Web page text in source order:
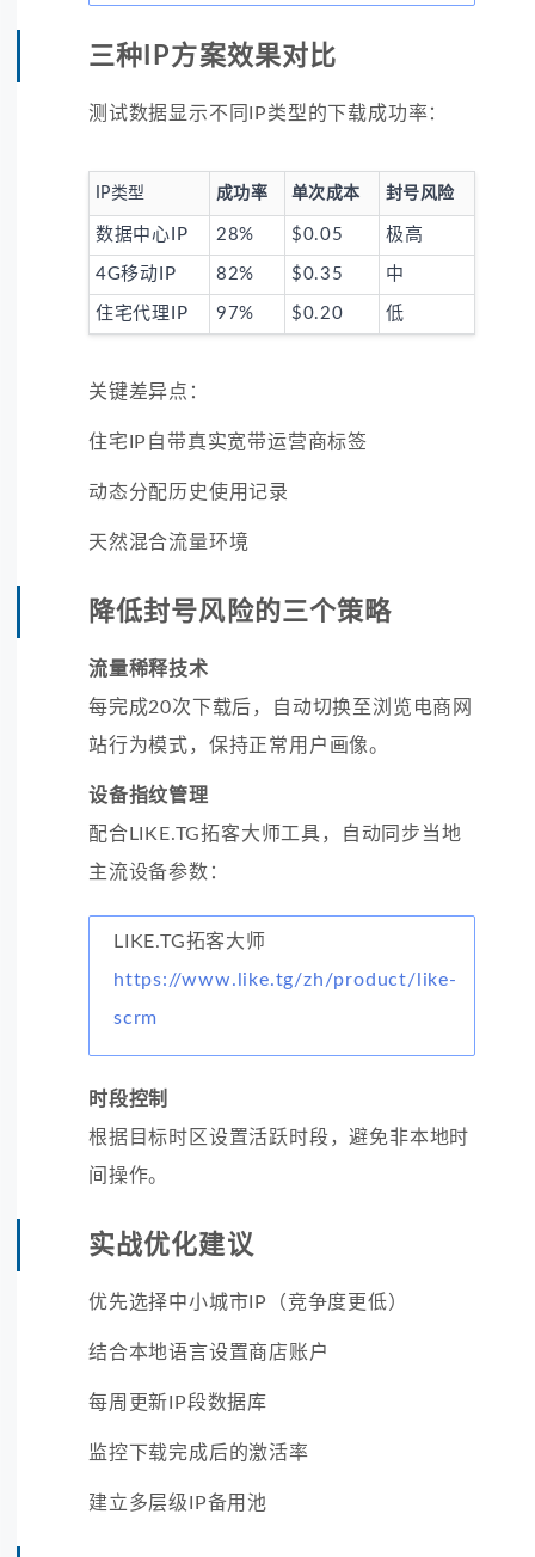
三种IP方案效果对比
测试数据显示不同IP类型的下载成功率：
IP类型 成功率 单次成本 封号风险
数据中心IP 28% $0.05 极高
4G移动IP 82% $0.35 中
住宅代理IP 97% $0.20 低
关键差异点：
住宅IP自带真实宽带运营商标签
动态分配历史使用记录
天然混合流量环境
降低封号风险的三个策略
流量稀释技术
每完成20次下载后，自动切换至浏览电商网
站行为模式，保持正常用户画像。
设备指纹管理
配合LIKE.TG拓客大师工具，自动同步当地
主流设备参数：
LIKE.TG拓客大师
https://www.like.tg/zh/product/like-
scrm
时段控制
根据目标时区设置活跃时段，避免非本地时
间操作。
实战优化建议
优先选择中小城市IP（竞争度更低）
结合本地语言设置商店账户
每周更新IP段数据库
监控下载完成后的激活率
建立多层级IP备用池